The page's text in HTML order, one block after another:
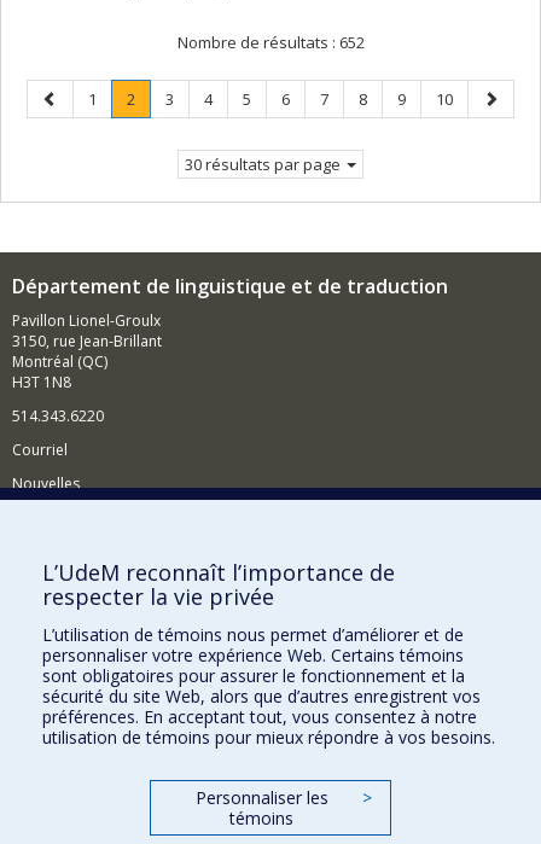
Nombre de résultats : 652
Page
précédente
Page
1 Page
2
Page
Page
3 Page
4 Page
5 Page
6 Page
7 Page
8 Page
9 Page
10
Page
30 résultats par page
Département de linguistique et de traduction
Pavillon Lionel-Groulx
3150, rue Jean-Brillant
Montréal (QC)
H3T 1N8
514.343.6220
Courriel
Nouvelles
Comment soutenir le Département?
BESOIN D'AIDE?
Plan du site
Signaler une erreur
Accessibilité
FACULTÉ DES ARTS ET DES SCIENCES
Nos départements et écoles
L’UdeM reconnaît l’importance de
respecter la vie privée
L’utilisation de témoins nous permet d’améliorer et de
personnaliser votre expérience Web. Certains témoins
sont obligatoires pour assurer le fonctionnement et la
sécurité du site Web, alors que d’autres enregistrent vos
préférences. En acceptant tout, vous consentez à notre
utilisation de témoins pour mieux répondre à vos besoins.
Personnaliser les
témoins
>